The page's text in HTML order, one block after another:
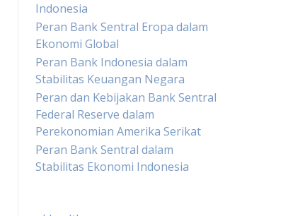
Indonesia
Peran Bank Sentral Eropa dalam
Ekonomi Global
Peran Bank Indonesia dalam
Stabilitas Keuangan Negara
Peran dan Kebijakan Bank Sentral
Federal Reserve dalam
Perekonomian Amerika Serikat
Peran Bank Sentral dalam
Stabilitas Ekonomi Indonesia